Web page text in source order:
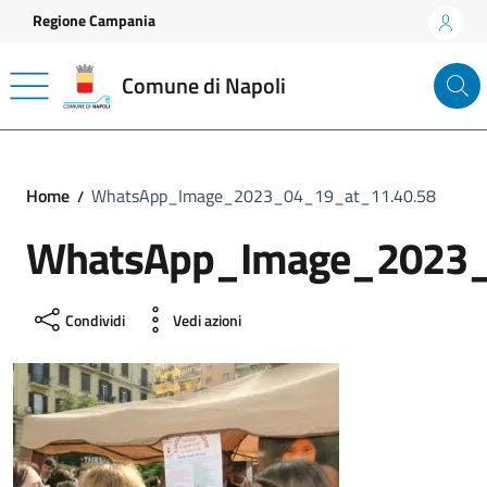
Vai ai contenuti
Vai al footer
Regione Campania
Comune di Napoli
Home WhatsApp_Image_2023_04_19_at_11.40.58
Condividi Vedi azioni